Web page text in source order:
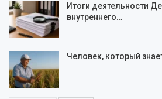
Итоги деятельности
внутреннего…
Человек, который